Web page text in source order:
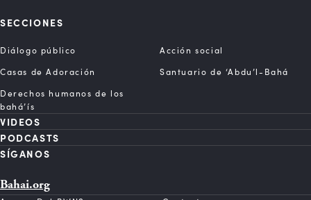
SECCIONES
Diálogo público
Acción social
Casas de Adoración
Santuario de ‘Abdu’l-Bahá
Derechos humanos de los
bahá’ís
VIDEOS
PODCASTS
SÍGANOS
Bahai.org